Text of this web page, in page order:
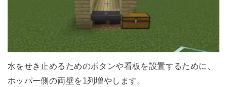
水をせき止めるためのボタンや看板を設置するために、
ホッパー側の両壁を1列増やします。